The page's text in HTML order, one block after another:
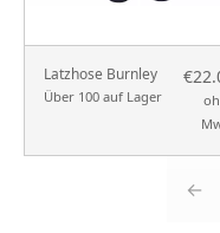
Latzhose Burnley
Über 100 auf Lager
←